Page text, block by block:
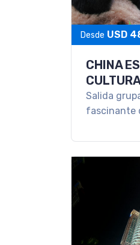
Desde USD
CHINA
Salida
fascinante